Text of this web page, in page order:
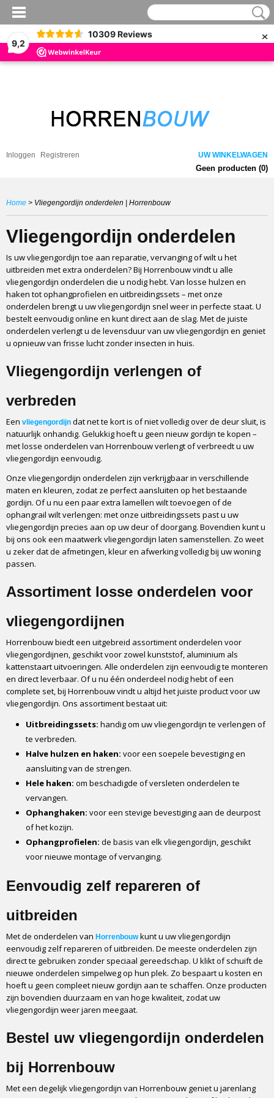
9,2
10309 Reviews ×
Inloggen Registreren UW WINKELWAGEN
Geen producten (0)
Home > Vliegengordijn onderdelen | Horrenbouw
Vliegengordijn onderdelen
Is uw vliegengordijn toe aan reparatie, vervanging of wilt u het
uitbreiden met extra onderdelen? Bij Horrenbouw vindt u alle
vliegengordijn onderdelen die u nodig hebt. Van losse hulzen en
haken tot ophangprofielen en uitbreidingssets – met onze
onderdelen brengt u uw vliegengordijn snel weer in perfecte staat. U
bestelt eenvoudig online en kunt direct aan de slag. Met de juiste
onderdelen verlengt u de levensduur van uw vliegengordijn en geniet
u opnieuw van frisse lucht zonder insecten in huis.
Vliegengordijn verlengen of
verbreden
Een vliegengordijn dat net te kort is of niet volledig over de deur sluit, is
natuurlijk onhandig. Gelukkig hoeft u geen nieuw gordijn te kopen –
met losse onderdelen van Horrenbouw verlengt of verbreedt u uw
vliegengordijn eenvoudig.
Onze vliegengordijn onderdelen zijn verkrijgbaar in verschillende
maten en kleuren, zodat ze perfect aansluiten op het bestaande
gordijn. Of u nu een paar extra lamellen wilt toevoegen of de
ophangrail wilt verlengen: met onze uitbreidingssets past u uw
vliegengordijn precies aan op uw deur of doorgang. Bovendien kunt u
bij ons ook een maatwerk vliegengordijn laten samenstellen. Zo weet
u zeker dat de afmetingen, kleur en afwerking volledig bij uw woning
passen.
Assortiment losse onderdelen voor
vliegengordijnen
Horrenbouw biedt een uitgebreid assortiment onderdelen voor
vliegengordijnen, geschikt voor zowel kunststof, aluminium als
kattenstaart uitvoeringen. Alle onderdelen zijn eenvoudig te monteren
en direct leverbaar. Of u nu één onderdeel nodig hebt of een
complete set, bij Horrenbouw vindt u altijd het juiste product voor uw
vliegengordijn. Ons assortiment bestaat uit:
Uitbreidingssets: handig om uw vliegengordijn te verlengen of
te verbreden.
Halve hulzen en haken: voor een soepele bevestiging en
aansluiting van de strengen.
Hele haken: om beschadigde of versleten onderdelen te
vervangen.
Ophanghaken: voor een stevige bevestiging aan de deurpost
of het kozijn.
Ophangprofielen: de basis van elk vliegengordijn, geschikt
voor nieuwe montage of vervanging.
Eenvoudig zelf repareren of
uitbreiden
Met de onderdelen van Horrenbouwkunt u uw vliegengordijn
eenvoudig zelf repareren of uitbreiden. De meeste onderdelen zijn
direct te gebruiken zonder speciaal gereedschap. U klikt of schuift de
nieuwe onderdelen simpelweg op hun plek. Zo bespaart u kosten en
hoeft u geen compleet nieuw gordijn aan te schaffen. Onze producten
zijn bovendien duurzaam en van hoge kwaliteit, zodat uw
vliegengordijn weer jaren meegaat.
Bestel uw vliegengordijn onderdelen
bij Horrenbouw
Met een degelijk vliegengordijn van Horrenbouw geniet u jarenlang